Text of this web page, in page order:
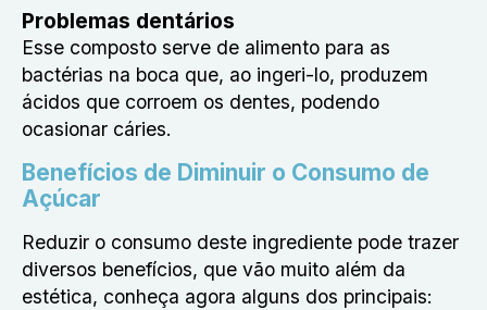
Problemas dentários
Esse composto serve de alimento para as
bactérias na boca que, ao ingeri-lo, produzem
ácidos que corroem os dentes, podendo
ocasionar cáries.
Benefícios de Diminuir o Consumo de
Açúcar
Reduzir o consumo deste ingrediente pode trazer
diversos benefícios, que vão muito além da
estética, conheça agora alguns dos principais: